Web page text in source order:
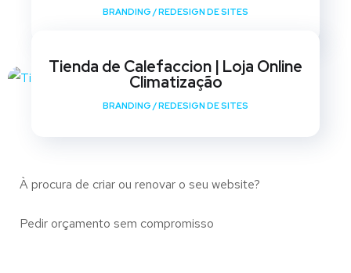
BRANDING /REDESIGN DE SITES
Tienda de Calefaccion | Loja Online
Climatização
BRANDING /REDESIGN DE SITES
À procura de criar ou renovar o seu website?
Pedir orçamento sem compromisso